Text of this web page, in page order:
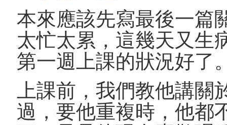
本來應該先寫最後一篇
太忙太累，這幾天又生
第一週上課的狀況好了
上課前，我們教他講關
過，要他重複時，他都